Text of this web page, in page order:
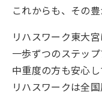
これからも、その
リハスワーク東大
一歩ずつのステップ
中重度の方も安心
リハスワークは全